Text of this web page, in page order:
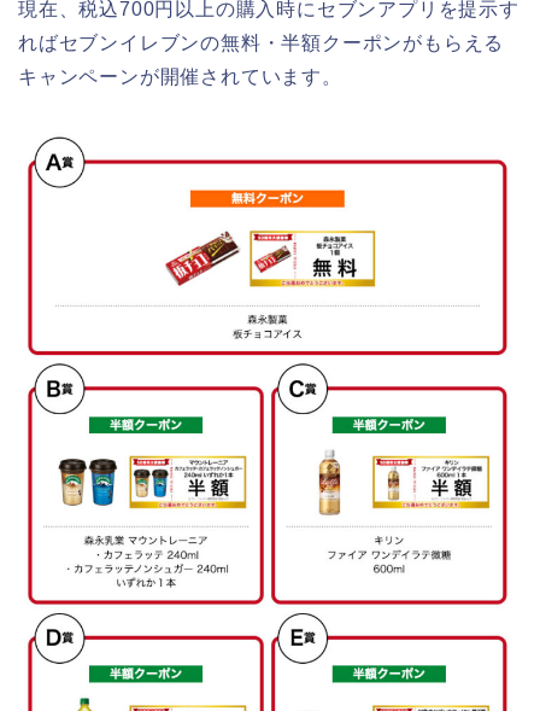
現在、税込700円以上の購入時にセブンアプリを提示す
ればセブンイレブンの無料・半額クーポンがもらえる
キャンペーンが開催されています。